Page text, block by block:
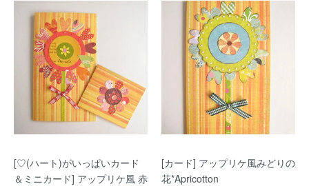
[♡(ハート)がいっぱいカード
＆ミニカード] アップリケ風 赤
[カード] アップリケ風みどりの
花*Apricotton